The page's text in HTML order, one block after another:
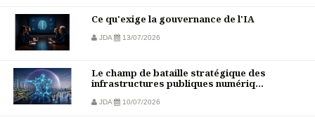
Ce qu'exige la gouvernance de l'IA
JDA 13/07/2026
Le champ de bataille stratégique des
infrastructures publiques numériq...
JDA 10/07/2026